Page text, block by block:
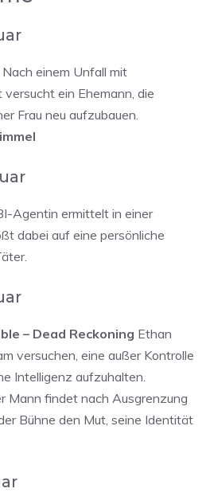
Nach einem Unfall mit
ein Ehemann, die
Frau neu aufzubauen.
Agentin ermittelt in einer
dabei auf eine persönliche
– Dead Reckoning Ethan
versuchen, eine außer Kontrolle
Intelligenz aufzuhalten.
Mann findet nach Ausgrenzung
Bühne den Mut, seine Identität